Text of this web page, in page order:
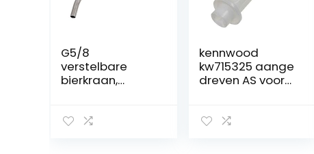
G5/8
verstelbare
bierkraan,
bierkraan met 4
kennwood
kw715325 aange
dreven AS voor
KM286,